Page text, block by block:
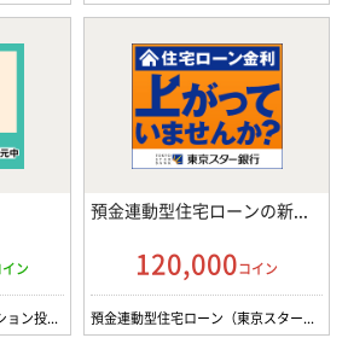
ン
【年収1500万円以上】マンション投資 個別面談 / JPリターンズ
預金連動型住宅ローンの新規融資実行 で
120,000コイン
預金連動型住宅ローン（東京スター銀行）